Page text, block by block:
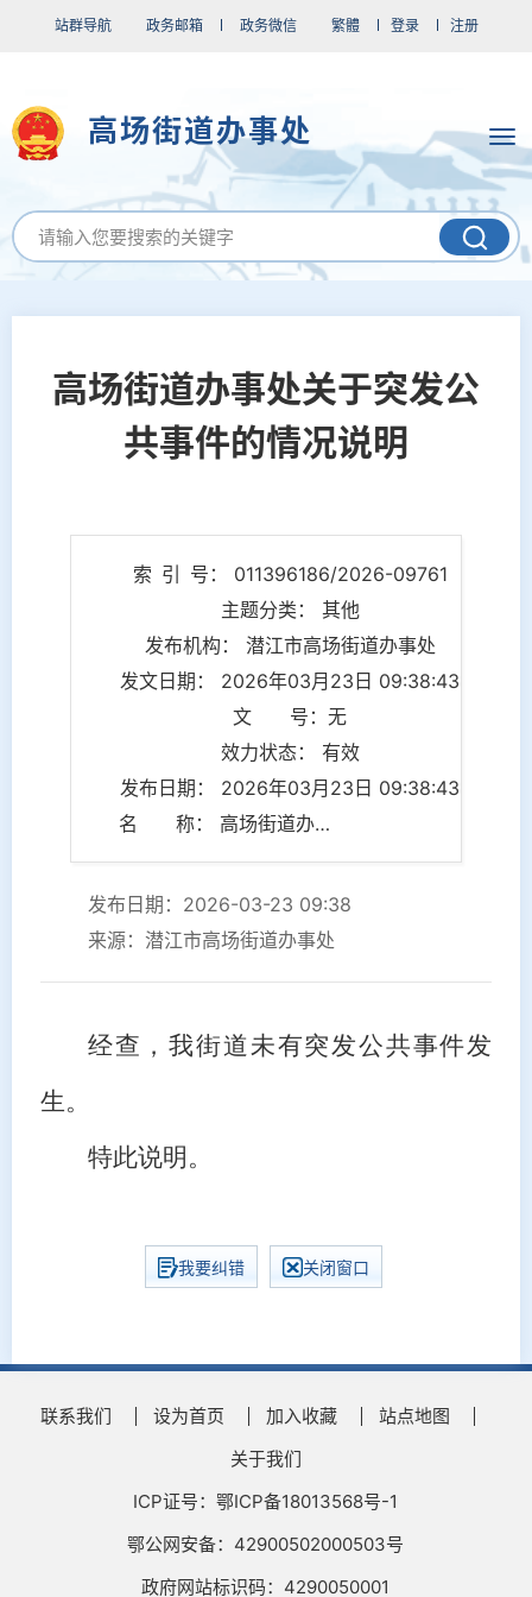
站群导航 政务邮箱 政务微信 繁體 登录 注册
高场街道办事处
高场街道办事处关于突发公
共事件的情况说明
索 引 号： 011396186/2026-09761
主题分类： 其他
发布机构： 潜江市高场街道办事处
发文日期： 2026年03月23日 09:38:43
文 号：无
效力状态： 有效
发布日期： 2026年03月23日 09:38:43
名 称： 高场街道办事处关于突发公共事件的情况说明
发布日期：2026-03-23 09:38
来源：潜江市高场街道办事处
经查，我街道未有突发公共事件发
生。
特此说明。
我要纠错 关闭窗口
联系我们 设为首页 加入收藏
站点地图
关于我们
ICP证号：鄂ICP备18013568号-1
鄂公网安备：42900502000503号
政府网站标识码：4290050001